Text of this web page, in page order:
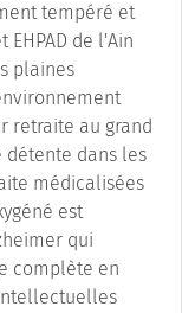
tempéré et
EHPAD de l'Ain
plaines
retraite au grand
détente dans les
médicalisées
est
qui
complète en